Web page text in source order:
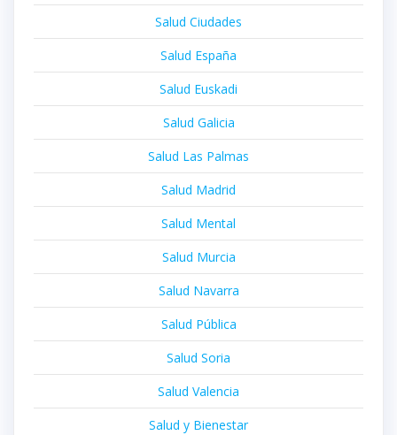
Salud Ciudades
Salud España
Salud Euskadi
Salud Galicia
Salud Las Palmas
Salud Madrid
Salud Mental
Salud Murcia
Salud Navarra
Salud Pública
Salud Soria
Salud Valencia
Salud y Bienestar